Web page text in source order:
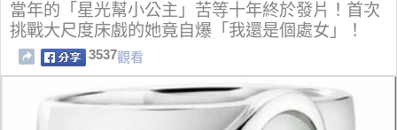
當年的「星光幫小公主」苦等十年終於發片！首次
挑戰大尺度床戲的她竟自爆「我還是個處女」！
3537觀看